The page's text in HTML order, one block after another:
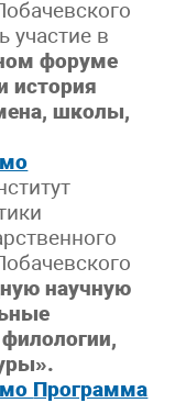
участие в
форуме
история
школы,
научную
Программа